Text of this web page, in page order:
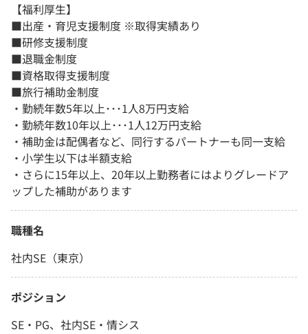
【福利厚生】
■出産・育児支援制度 ※取得実績あり
■研修支援制度
■退職金制度
■資格取得支援制度
■旅行補助金制度
・勤続年数5年以上･･･1人8万円支給
・勤続年数10年以上･･･1人12万円支給
・補助金は配偶者など、同行するパートナーも同一支給
・小学生以下は半額支給
・さらに15年以上、20年以上勤務者にはよりグレードア
ップした補助があります
職種名
社内SE（東京）
ポジション
SE・PG、社内SE・情シス